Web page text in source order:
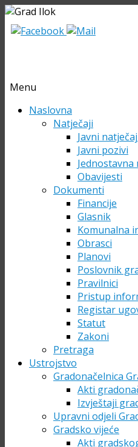
Menu
Skip Naslovna
Natječaji
Javni
Javni pozivi
Jednostavna
Obavijesti
Dokumenti
Financije
Glasnik
Komunalna
Obrasci
Planovi
Poslovnik
Pravilnici
Pristup
Registar
Statut
Zakoni
Pretraga
Ustrojstvo
Gradonačelnica
Akti
Izvještaji
Upravni odjeli
Gradsko vijeće
Akti